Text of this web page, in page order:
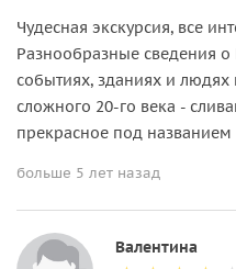
Чудесная экскурсия, все
Разнообразные сведения
событиях, зданиях и людях
сложного 20-го века -
прекрасное под
больше 5 лет назад
Валентина